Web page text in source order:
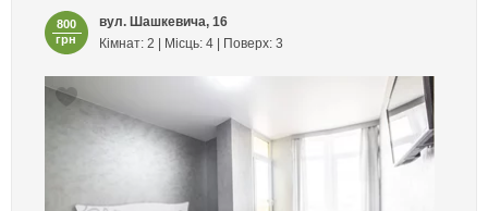
800
грн
вул. Шашкевича, 16
Кімнат: 2 | Місць: 4 | Поверх: 3